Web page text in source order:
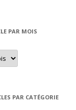
PAR MOIS
PAR CATÉGORIE